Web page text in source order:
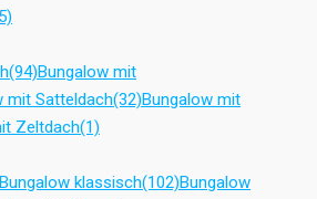
(94)Bungalow mit
mit Satteldach(32)Bungalow mit
Zeltdach(1)
Bungalow klassisch(102)Bungalow